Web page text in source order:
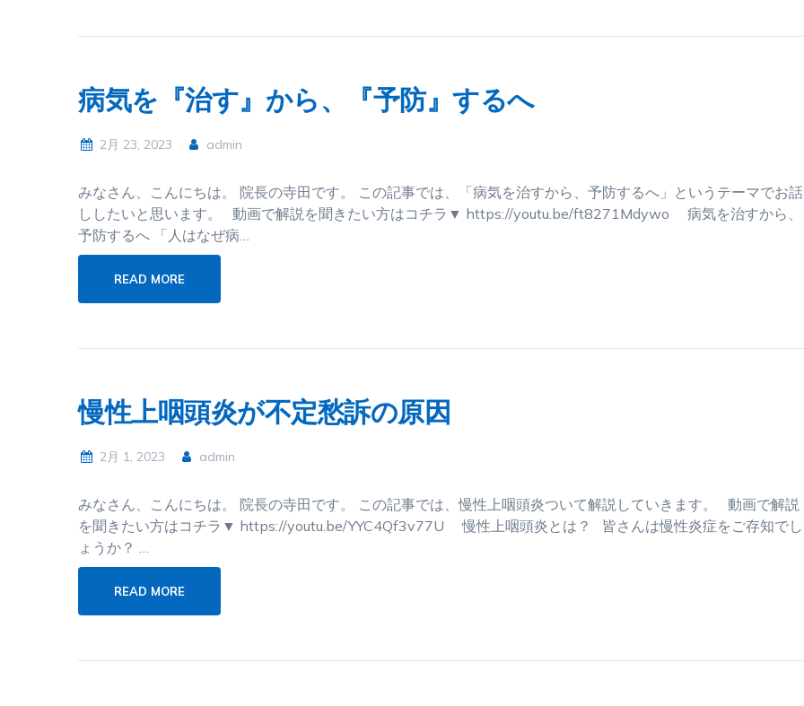
病気を『治す』から、『予防』するへ
2月 23, 2023 admin
みなさん、こんにちは。 院長の寺田です。 この記事では、「病気を治すから、予防するへ」というテーマでお話
ししたいと思います。 動画で解説を聞きたい方はコチラ▼ https://youtu.be/ft8271Mdywo 病気を治すから、
予防するへ 「人はなぜ病…
READ MORE
慢性上咽頭炎が不定愁訴の原因
2月 1, 2023 admin
みなさん、こんにちは。 院長の寺田です。 この記事では、慢性上咽頭炎ついて解説していきます。 動画で解説
を聞きたい方はコチラ▼ https://youtu.be/YYC4Qf3v77U 慢性上咽頭炎とは？ 皆さんは慢性炎症をご存知でし
ょうか？ …
READ MORE